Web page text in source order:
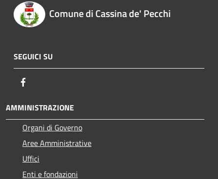
Comune di Cassina de' Pecchi
SEGUICI SU
AMMINISTRAZIONE
Organi di Governo
Aree Amministrative
Uffici
Enti e fondazioni